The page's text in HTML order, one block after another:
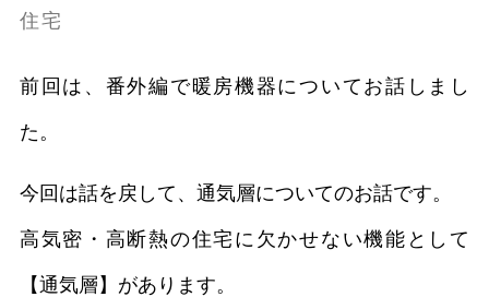
住宅
前回は、番外編で暖房機器についてお話しまし
た。
今回は話を戻して、通気層についてのお話です。
高気密・高断熱の住宅に欠かせない機能として
【通気層】があります。